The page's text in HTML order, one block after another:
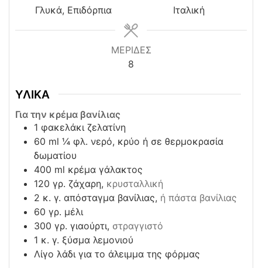
Γλυκά, Επιδόρπια
Ιταλική
ΜΕΡΙΔΕΣ
8
ΥΛΙΚΑ
Για την κρέμα βανίλιας
1 φακελάκι ζελατίνη
60 ml ¼ φλ. νερό, κρύο ή σε θερμοκρασία
δωματίου
400 ml κρέμα γάλακτος
120 γρ. ζάχαρη, κρυσταλλική
2 κ. γ. απόσταγμα βανίλιας, ή πάστα βανίλιας
60 γρ. μέλι
300 γρ. γιαούρτι, στραγγιστό
1 κ. γ. ξύσμα λεμονιού
Λίγο λάδι για το άλειμμα της φόρμας